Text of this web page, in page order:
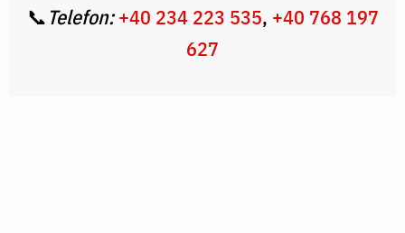
📞 Telefon: +40 234 223 535, +40 768 197
627